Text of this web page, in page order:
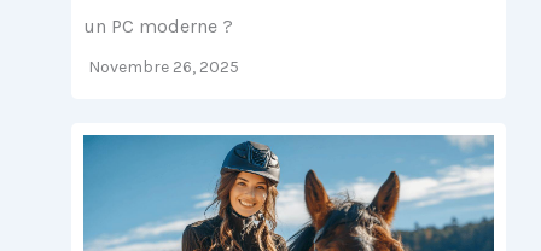
un PC moderne ?
Novembre 26, 2025